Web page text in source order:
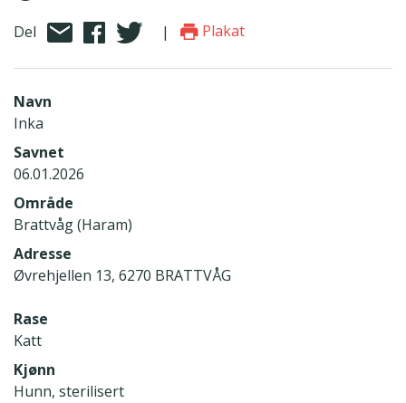
Del | Plakat
Navn
Inka
Savnet
06.01.2026
Område
Brattvåg (Haram)
Adresse
Øvrehjellen 13, 6270 BRATTVÅG
Rase
Katt
Kjønn
Hunn, sterilisert